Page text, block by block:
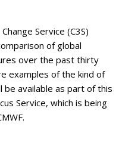
Service (C3S)
of global
over the past thirty
examples of the kind of
be available as part of this
Service, which is being